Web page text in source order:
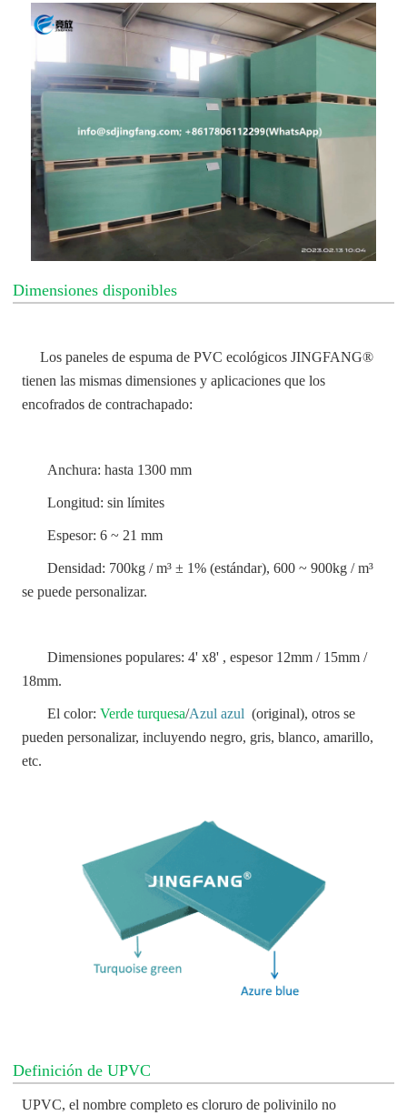
Dimensiones disponibles
Los paneles de espuma de PVC ecológicos JINGFANG®
tienen las mismas dimensiones y aplicaciones que los
encofrados de contrachapado:
Anchura: hasta 1300 mm
Longitud: sin límites
Espesor: 6 ~ 21 mm
Densidad: 700kg / m³ ± 1% (estándar), 600 ~ 900kg / m³
se puede personalizar.
Dimensiones populares: 4' x8' , espesor 12mm / 15mm /
18mm.
El color:Verde turquesa/Azul azul (original), otros se
pueden personalizar, incluyendo negro, gris, blanco, amarillo,
etc.
Definición de UPVC
UPVC, el nombre completo es cloruro de polivinilo no